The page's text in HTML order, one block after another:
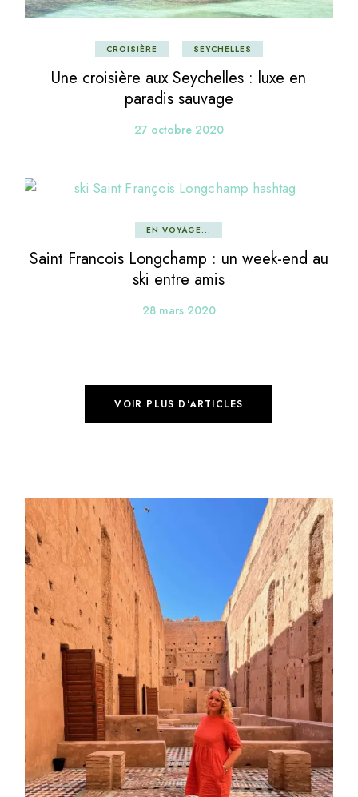
CROISIÈRE SEYCHELLES
Une croisière aux Seychelles : luxe en
paradis sauvage
27 octobre 2020
EN VOYAGE...
Saint Francois Longchamp : un week-end au
ski entre amis
28 mars 2020
VOIR PLUS D'ARTICLES